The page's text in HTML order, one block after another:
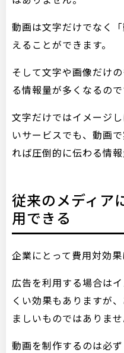
動画は文字だけでなく
えることができます。
そして文字や画像だけ
る情報量が多くなるので
文字だけではイメージ
いサービスでも、動画
れば圧倒的に伝わる情報
従来のメディア
用できる
企業にとって費用対効果
広告を利用する場合は
くい効果もありますが
ましいものではありませ
動画を制作するのは必